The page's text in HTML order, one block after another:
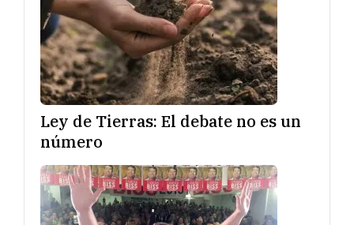
Ley de Tierras: El debate no es un
número